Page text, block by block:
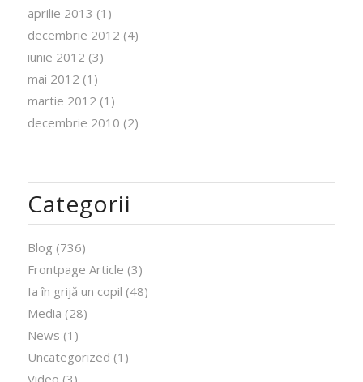
aprilie 2013 (1)
decembrie 2012 (4)
iunie 2012 (3)
mai 2012 (1)
martie 2012 (1)
decembrie 2010 (2)
Categorii
Blog (736)
Frontpage Article (3)
Ia în grijă un copil (48)
Media (28)
News (1)
Uncategorized (1)
Video (3)